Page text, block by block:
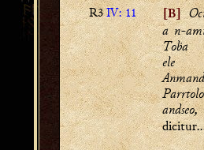
R3IV: 11 [B]
a n-
Toḃa
ele
dicitur